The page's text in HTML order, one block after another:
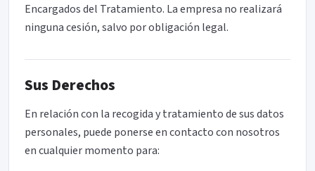
Encargados del Tratamiento. La empresa no realizará
ninguna cesión, salvo por obligación legal.
Sus Derechos
En relación con la recogida y tratamiento de sus datos
personales, puede ponerse en contacto con nosotros
en cualquier momento para: